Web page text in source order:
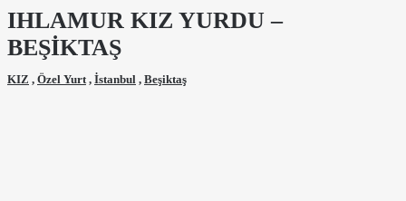
IHLAMUR KIZ YURDU –
BEŞİKTAŞ
KIZ , Özel Yurt , İstanbul , Beşiktaş